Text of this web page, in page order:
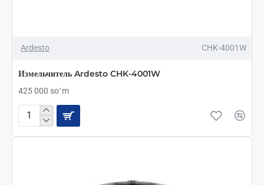
Ardesto CHK-4001W
Измельчитель Ardesto CHK-4001W
425 000 soʻm
Измельчитель